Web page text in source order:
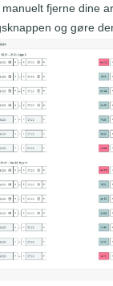
fjerne dine
og gøre